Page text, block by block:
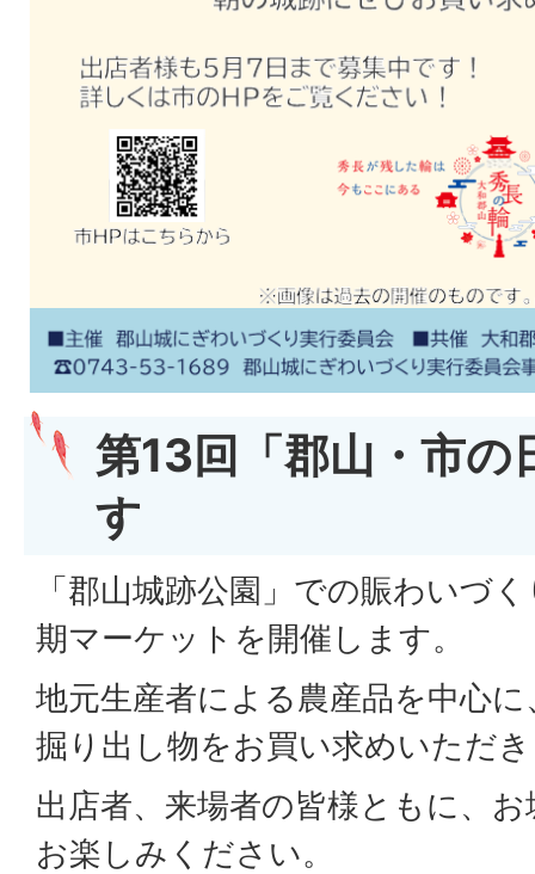
第13回「郡山・市の
す
「郡山城跡公園」での賑わいづ
期マーケットを開催します。
地元生産者による農産品を中心
掘り出し物をお買い求めいただ
出店者、来場者の皆様ともに、
お楽しみください。